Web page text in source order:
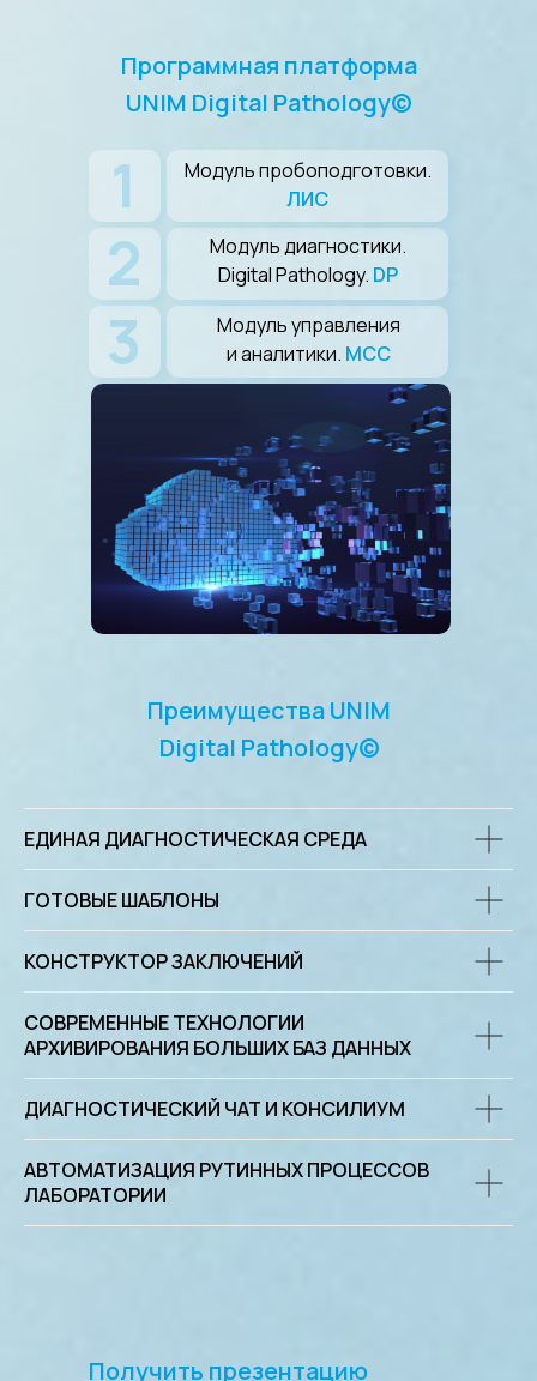
Программная платформа
UNIM Digital Pathology©
1
2
3
Модуль пробоподготовки.
ЛИС
Модуль диагностики.
Digital Pathology. DP
Модуль управления
и аналитики. МСС
Преимущества UNIM
Digital Pathology©
ЕДИНАЯ ДИАГНОСТИЧЕСКАЯ СРЕДА
ГОТОВЫЕ ШАБЛОНЫ
КОНСТРУКТОР ЗАКЛЮЧЕНИЙ
СОВРЕМЕННЫЕ ТЕХНОЛОГИИ
АРХИВИРОВАНИЯ БОЛЬШИХ БАЗ ДАННЫХ
ДИАГНОСТИЧЕСКИЙ ЧАТ И КОНСИЛИУМ
АВТОМАТИЗАЦИЯ РУТИННЫХ ПРОЦЕССОВ
ЛАБОРАТОРИИ
Получить презентацию